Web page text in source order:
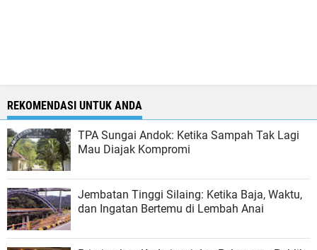
REKOMENDASI UNTUK ANDA
TPA Sungai Andok: Ketika Sampah Tak Lagi
Mau Diajak Kompromi
Jembatan Tinggi Silaing: Ketika Baja, Waktu,
dan Ingatan Bertemu di Lembah Anai